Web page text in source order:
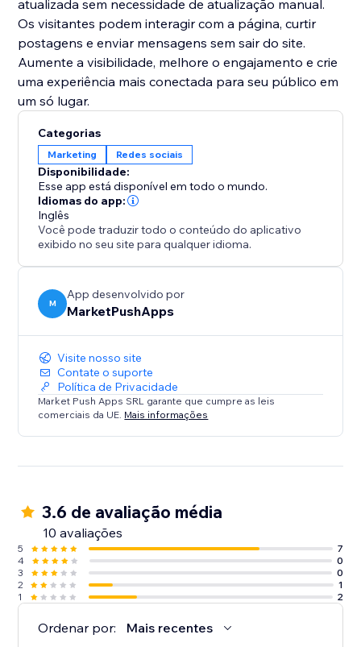
atualizada sem necessidade de atualização manual.
Os visitantes podem interagir com a página, curtir
postagens e enviar mensagens sem sair do site.
Aumente a visibilidade, melhore o engajamento e crie
uma experiência mais conectada para seu público em
um só lugar.
Categorias
Marketing Redes sociais
Disponibilidade:
Esse app está disponível em todo o mundo.
Idiomas do app:
Inglês
Você pode traduzir todo o conteúdo do aplicativo
exibido no seu site para qualquer idioma.
M
App desenvolvido por
MarketPushApps
Visite nosso site
Contate o suporte
Política de Privacidade
Market Push Apps SRL garante que cumpre as leis
comerciais da UE. Mais informações
3.6 de avaliação média
10 avaliações
5
7
4
0
3
0
2
1
1
2
Ordenar por: Mais recentes